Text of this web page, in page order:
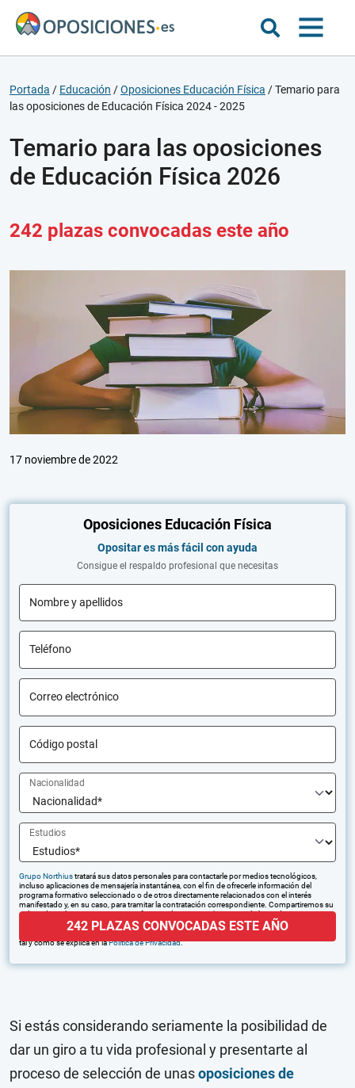
Portada / Educación /Oposiciones Educación Física /Temario para
las oposiciones de Educación Física 2024 - 2025
Temario para las oposiciones
de Educación Física 2026
242 plazas convocadas este año
17 noviembre de 2022
Oposiciones Educación Física
Opositar es más fácil con ayuda
Consigue el respaldo profesional que necesitas
Nombre y apellidos
Teléfono
Correo electrónico
Código postal
Nacionalidad
Estudios
Grupo Northiustratará sus datos personales para contactarle por medios tecnológicos,
incluso aplicaciones de mensajería instantánea, con el fin de ofrecerle información del
programa formativo seleccionado o de otros directamente relacionados con el interés
manifestado y, en su caso, para tramitar la contratación correspondiente. Compartiremos su
solicitud con las empresas que conforman el
puedan hacerle llegar la mejor oferta de productos y servicios de acuerdo a su petición.
tal y como se explica en laPolítica de Privacidad.
242 PLAZAS CONVOCADAS ESTE AÑO
Si estás considerando seriamente la posibilidad de
dar un giro a tu vida profesional y presentarte al
proceso de selección de unasoposiciones de